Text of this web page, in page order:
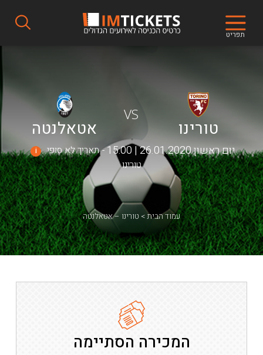
תפריט
טורינו
VS
אטאלנטה
יום ראשון 26.01.2020 | 15:00 תאריך לא סופי i
טורינו
טורינו – אטאלנטה עמוד הבית
המכירה הסתיימה